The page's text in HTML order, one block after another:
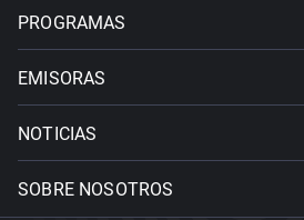
PROGRAMAS
EMISORAS
NOTICIAS
SOBRE NOSOTROS